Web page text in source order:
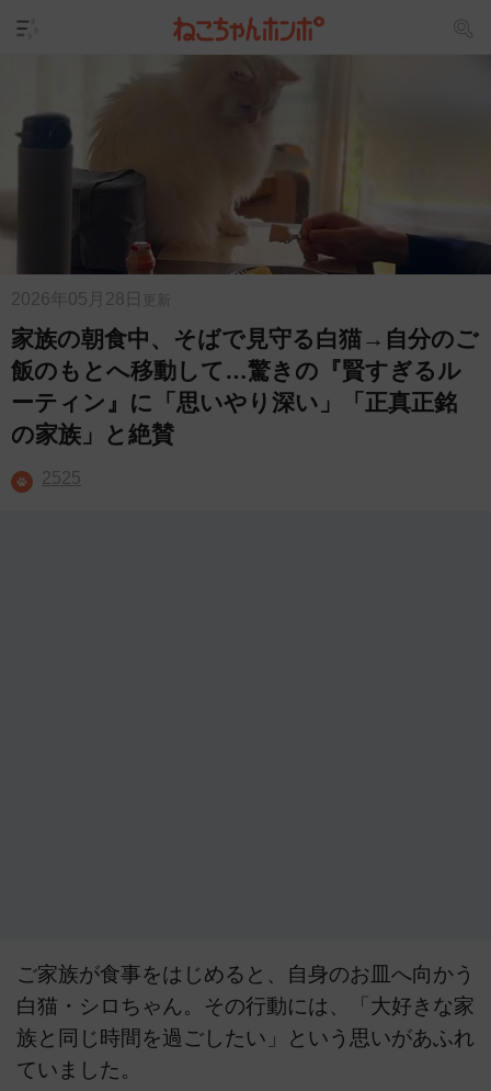
2026年05月28日 更新
家族の朝食中、そばで見守る白猫→自分のご
飯のもとへ移動して…驚きの『賢すぎるル
ーティン』に「思いやり深い」「正真正銘
の家族」と絶賛
2525
ご家族が食事をはじめると、自身のお皿へ向かう
白猫・シロちゃん。その行動には、「大好きな家
族と同じ時間を過ごしたい」という思いがあふれ
ていました。